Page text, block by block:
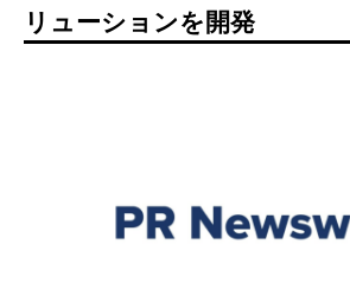
リューションを開発